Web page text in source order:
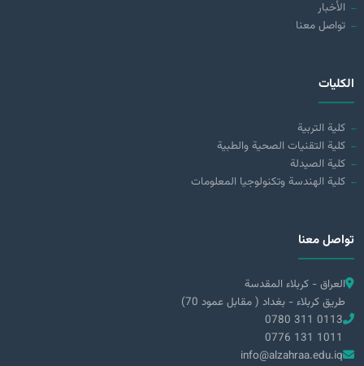
الأخبار
تواصل معنا
الكليات
كلية التربية
كلية التقنيات الصحية والطبية
كلية الصيدلة
كلية الهندسة وتكنولوجيا المعلومات
تواصل معنا
العراق - كربلاء المقدسة
طريق كربلاء - بغداد ( مقابل عمود 70)
0780 311 0113
0776 131 1011
info@alzahraa.edu.iq